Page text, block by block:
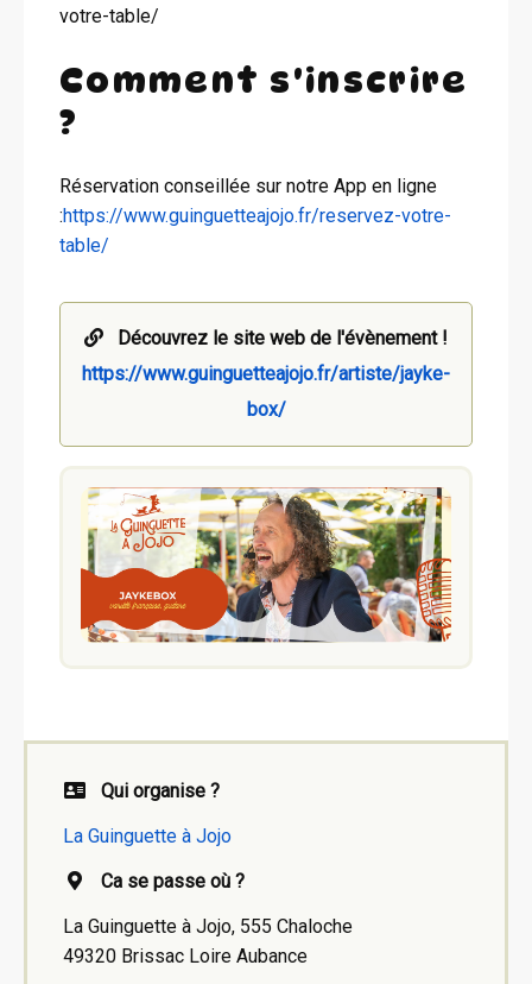
votre-table/
Comment s'inscrire
?
Réservation conseillée sur notre App en ligne
:https://www.guinguetteajojo.fr/reservez-votre-
table/
Découvrez le site web de l'évènement !
https://www.guinguetteajojo.fr/artiste/jayke-
box/
Qui organise ?
La Guinguette à Jojo
Ca se passe où ?
La Guinguette à Jojo, 555 Chaloche
49320 Brissac Loire Aubance